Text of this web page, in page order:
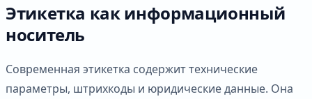
Этикетка как информационный
носитель
Современная этикетка содержит технические
параметры, штрихкоды и юридические данные. Она